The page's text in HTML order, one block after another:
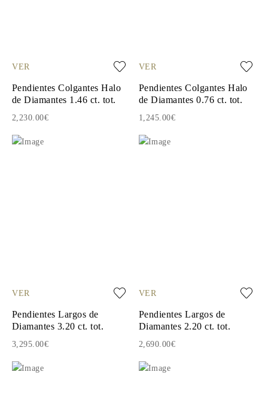
VER
Pendientes Colgantes Halo
de Diamantes 1.46 ct. tot.
2,230.00€
VER
Pendientes Colgantes Halo
de Diamantes 0.76 ct. tot.
1,245.00€
VER
Pendientes Largos de
Diamantes 3.20 ct. tot.
3,295.00€
VER
Pendientes Largos de
Diamantes 2.20 ct. tot.
2,690.00€